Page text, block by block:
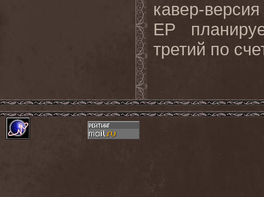
кавер-
EP
третий по